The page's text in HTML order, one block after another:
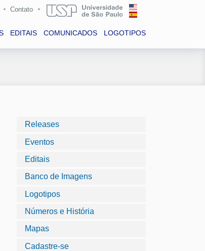
Contato
EDITAIS COMUNICADOS LOGOTIPOS
Releases
Eventos
Editais
Banco de Imagens
Logotipos
Números e História
Mapas
Cadastre-se